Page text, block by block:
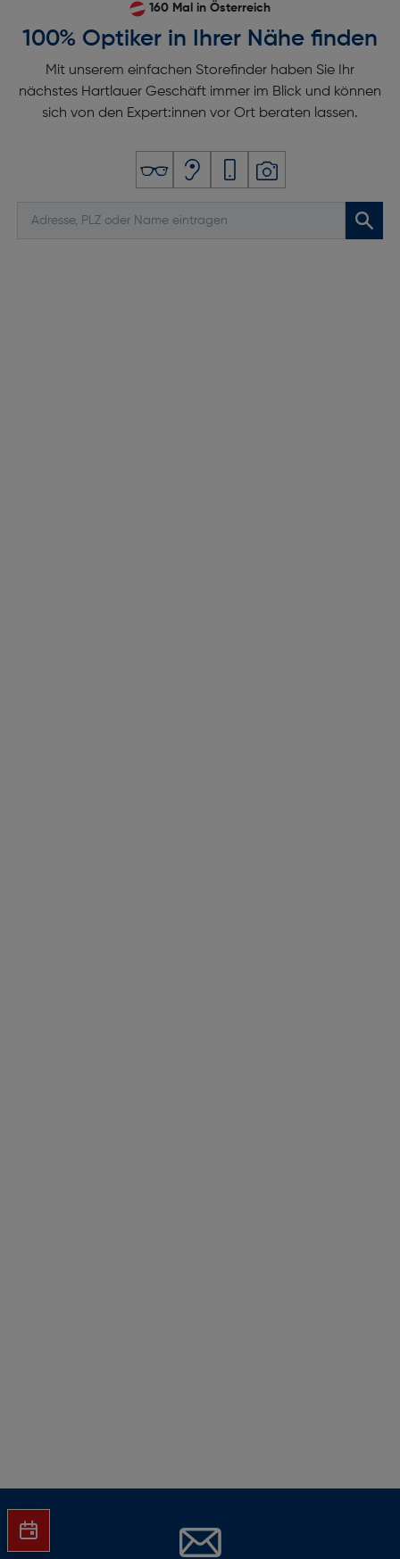
160 Mal in Österreich
100% Optiker in Ihrer Nähe finden
Mit unserem einfachen Storefinder haben Sie Ihr
nächstes Hartlauer Geschäft immer im Blick und können
sich von den Expert:innen vor Ort beraten lassen.